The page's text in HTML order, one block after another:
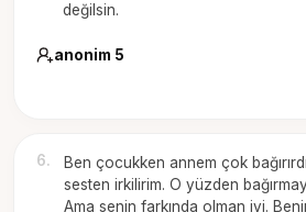
değilsin.
anonim 5
6.
Ben çocukken annem çok
sesten irkilirim. O yüzden
Ama senin farkında olman iyi.